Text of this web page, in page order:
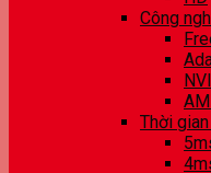
Công
Thời